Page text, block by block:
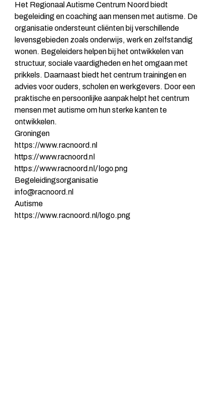
Het Regionaal Autisme Centrum Noord biedt
begeleiding en coaching aan mensen met autisme. De
organisatie ondersteunt cliënten bij verschillende
levensgebieden zoals onderwijs, werk en zelfstandig
wonen. Begeleiders helpen bij het ontwikkelen van
structuur, sociale vaardigheden en het omgaan met
prikkels. Daarnaast biedt het centrum trainingen en
advies voor ouders, scholen en werkgevers. Door een
praktische en persoonlijke aanpak helpt het centrum
mensen met autisme om hun sterke kanten te
ontwikkelen.
Groningen
https://www.racnoord.nl
https://www.racnoord.nl
https://www.racnoord.nl/logo.png
Begeleidingsorganisatie
info@racnoord.nl
Autisme
https://www.racnoord.nl/logo.png